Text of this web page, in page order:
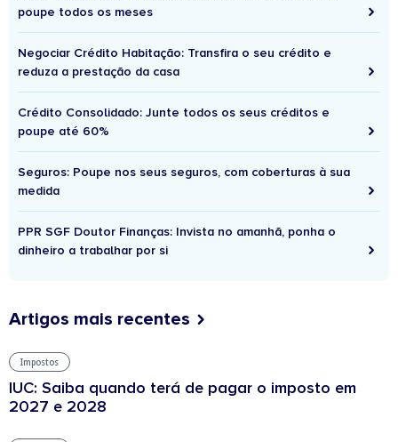
poupe todos os meses
Negociar Crédito Habitação: Transfira o seu crédito e
reduza a prestação da casa
Crédito Consolidado: Junte todos os seus créditos e
poupe até 60%
Seguros: Poupe nos seus seguros, com coberturas à sua
medida
PPR SGF Doutor Finanças: Invista no amanhã, ponha o
dinheiro a trabalhar por si
Artigos mais recentes
Impostos
IUC: Saiba quando terá de pagar o imposto em
2027 e 2028